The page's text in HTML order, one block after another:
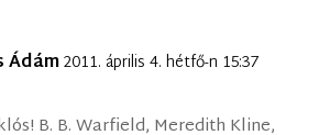
Ádám2011. április 4. hétfő-n 15:37
B. B. Warfield, Meredith Kline,